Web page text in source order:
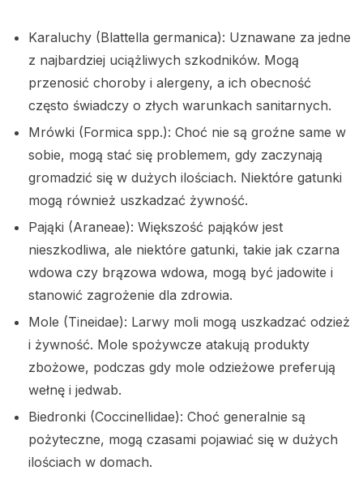
Karaluchy (Blattella germanica): Uznawane za jedne
z najbardziej uciążliwych szkodników. Mogą
przenosić choroby i alergeny, a ich obecność
często świadczy o złych warunkach sanitarnych.
Mrówki (Formica spp.): Choć nie są groźne same w
sobie, mogą stać się problemem, gdy zaczynają
gromadzić się w dużych ilościach. Niektóre gatunki
mogą również uszkadzać żywność.
Pająki (Araneae): Większość pająków jest
nieszkodliwa, ale niektóre gatunki, takie jak czarna
wdowa czy brązowa wdowa, mogą być jadowite i
stanowić zagrożenie dla zdrowia.
Mole (Tineidae): Larwy moli mogą uszkadzać odzież
i żywność. Mole spożywcze atakują produkty
zbożowe, podczas gdy mole odzieżowe preferują
wełnę i jedwab.
Biedronki (Coccinellidae): Choć generalnie są
pożyteczne, mogą czasami pojawiać się w dużych
ilościach w domach.